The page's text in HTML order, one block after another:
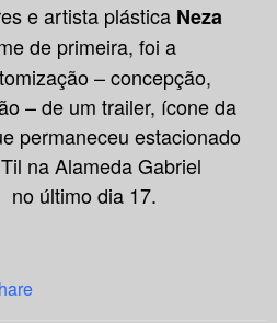
e artista plástica Neza
de primeira, foi a
– concepção,
– de um trailer, ícone da
permaneceu estacionado
na Alameda Gabriel
no último dia 17.